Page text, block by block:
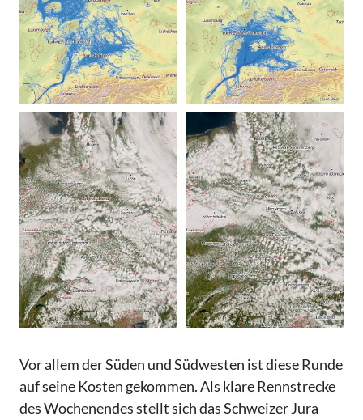
Vor allem der Süden und Südwesten ist diese Runde
auf seine Kosten gekommen. Als klare Rennstrecke
des Wochenendes stellt sich das Schweizer Jura